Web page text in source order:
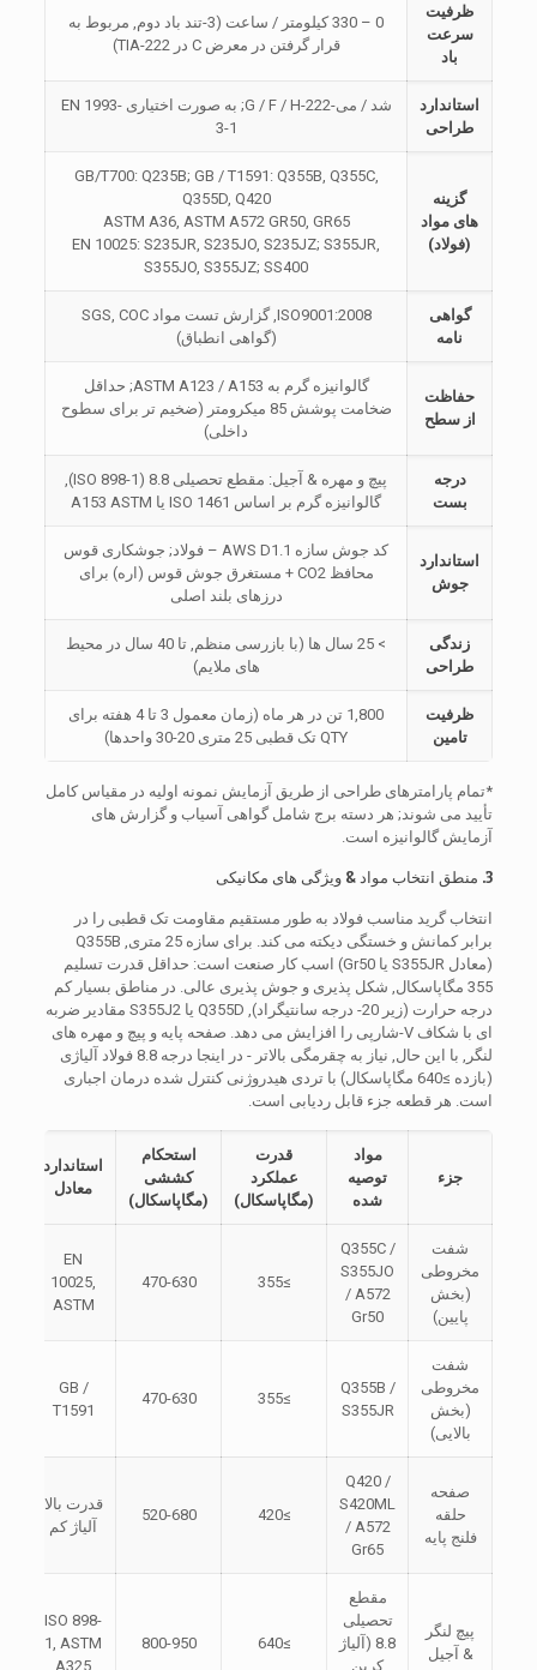
ظرفیت
سرعت
باد
0 – 330 کیلومتر / ساعت (3-تند باد دوم, مربوط به
قرار گرفتن در معرض C در TIA-222)
استاندارد
طراحی
شد / می-222-G / F / H; به صورت اختیاری EN 1993-
3-1
گزینه
های مواد
(فولاد)
GB/T700: Q235B; GB / T1591: Q355B, Q355C,
Q355D, Q420
ASTM A36, ASTM A572 GR50, GR65
EN 10025: S235JR, S235JO, S235JZ; S355JR,
S355JO, S355JZ; SS400
گواهی
نامه
ISO9001:2008, گزارش تست مواد SGS, COC
(گواهی انطباق)
حفاظت
از سطح
گالوانیزه گرم به ASTM A123 / A153; حداقل
ضخامت پوشش 85 میکرومتر (ضخیم تر برای سطوح
داخلی)
درجه
بست
پیچ و مهره & آجیل: مقطع تحصیلی 8.8 (ISO 898-1),
گالوانیزه گرم بر اساس ISO 1461 یا A153 ASTM
استاندارد
جوش
کد جوش سازه AWS D1.1 – فولاد; جوشکاری قوس
محافظ CO2 + مستغرق جوش قوس (اره) برای
درزهای بلند اصلی
زندگی
طراحی
> 25 سال ها (با بازرسی منظم, تا 40 سال در محیط
های ملایم)
ظرفیت
تامین
1,800 تن در هر ماه (زمان معمول 3 تا 4 هفته برای
QTY تک قطبی 25 متری 20-30 واحدها)
*تمام پارامترهای طراحی از طریق آزمایش نمونه اولیه در مقیاس کامل
تأیید می شوند; هر دسته برج شامل گواهی آسیاب و گزارش های
آزمایش گالوانیزه است.
3. منطق انتخاب مواد & ویژگی های مکانیکی
انتخاب گرید مناسب فولاد به طور مستقیم مقاومت تک قطبی را در
برابر کمانش و خستگی دیکته می کند. برای سازه 25 متری, Q355B
(معادل S355JR یا Gr50) اسب کار صنعت است: حداقل قدرت تسلیم
355 مگاپاسکال, شکل پذیری و جوش پذیری عالی. در مناطق بسیار کم
درجه حرارت (زیر 20- درجه سانتیگراد), Q355D یا S355J2 مقادیر ضربه
ای با شکاف V-شارپی را افزایش می دهد. صفحه پایه و پیچ و مهره های
لنگر, با این حال, نیاز به چقرمگی بالاتر - در اینجا درجه 8.8 فولاد آلیاژی
(بازده ≥640 مگاپاسکال) با تردی هیدروژنی کنترل شده درمان اجباری
است. هر قطعه جزء قابل ردیابی است.
جزء
مواد
توصیه
شده
قدرت
عملکرد
(مگاپاسکال)
استحکام
کششی
(مگاپاسکال)
استاندارد
معادل
شفت
مخروطی
(بخش
پایین)
Q355C /
S355JO
/ A572
Gr50
≥355
470-630
EN
10025,
ASTM
شفت
مخروطی
(بخش
بالایی)
Q355B /
S355JR
≥355
470-630
GB /
T1591
صفحه
حلقه
فلنج پایه
Q420 /
S420ML
/ A572
Gr65
≥420
520-680
قدرت بالا
آلیاژ کم
پیچ لنگر
& آجیل
مقطع
تحصیلی
8.8 (آلیاژ
کربن
≥640
800-950
ISO 898-
1, ASTM
A325